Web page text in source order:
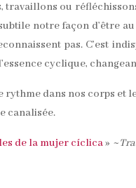
travaillons ou
notre façon d’être
pas. C’est
cyclique,
dans nos corps et
canalisée.
de la mujer cíclica» ~